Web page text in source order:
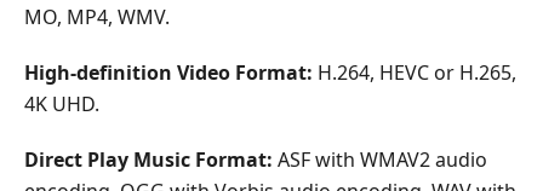
MO, MP4, WMV.
High-definition Video Format: H.264, HEVC or H.265,
4K UHD.
Direct Play Music Format: ASF with WMAV2 audio